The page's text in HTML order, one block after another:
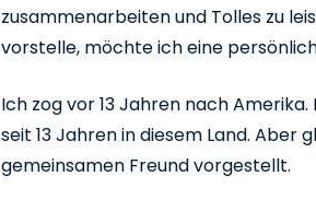
zusammenarbeiten und Tolles zu
vorstelle, möchte ich eine
Ich zog vor 13 Jahren nach
seit 13 Jahren in diesem Land.
gemeinsamen Freund vorgestellt.